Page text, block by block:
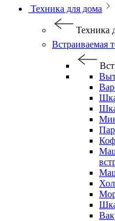
Техника для дома
Техника
Встраиваемая